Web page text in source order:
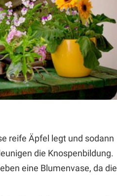
reife Äpfel legt und sodann
die Knospenbildung.
eine Blumenvase, da die